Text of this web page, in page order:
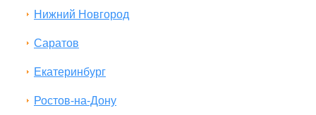
Нижний Новгород
Саратов
Екатеринбург
Ростов-на-Дону